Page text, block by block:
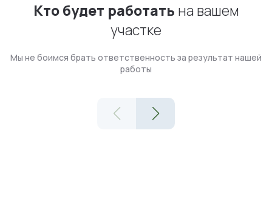
Кто будет работать на вашем
участке
Мы не боимся брать ответственность за результат нашей
работы